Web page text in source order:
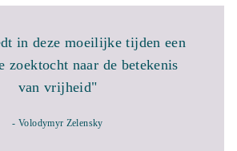
in deze moeilijke tijden een
zoektocht naar de betekenis
van vrijheid"
- Volodymyr Zelensky